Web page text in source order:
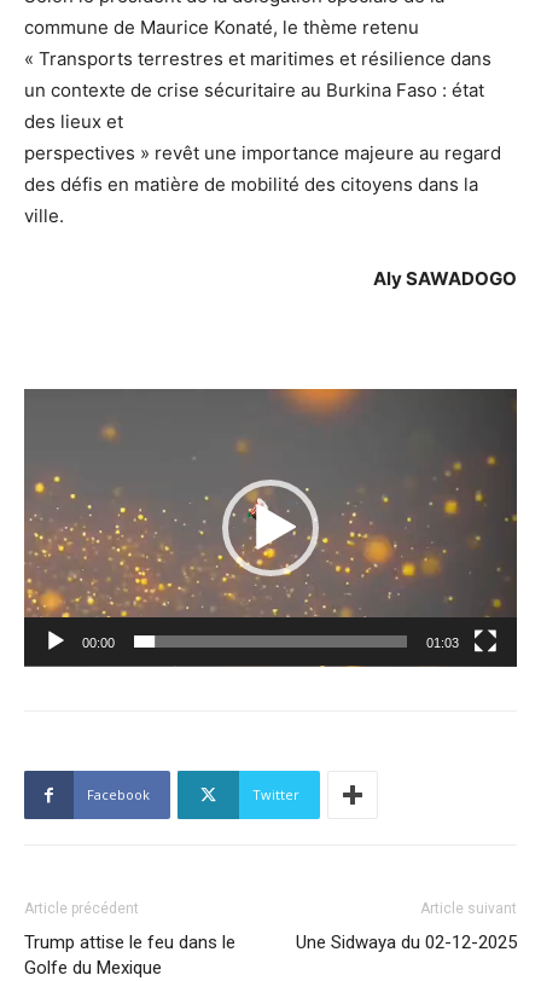
commune de Maurice Konaté, le thème retenu
« Transports terrestres et maritimes et résilience dans
un contexte de crise sécuritaire au Burkina Faso : état
des lieux et
perspectives » revêt une importance majeure au regard
des défis en matière de mobilité des citoyens dans la
ville.
Aly SAWADOGO
Lecteur
00:00 01:03
Facebook Twitter
Article précédent
Trump attise le feu dans le
Golfe du Mexique
Article suivant
Une Sidwaya du 02-12-2025